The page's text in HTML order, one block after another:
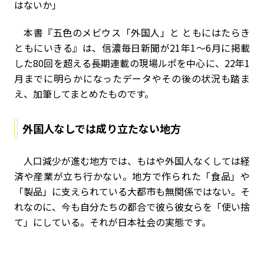
はないか」
本書『五色のメビウス――「外国人」と ともにはたらき
ともにいきる』は、信濃毎日新聞が21年1～6月に掲載
した80回を超える長期連載の現場ルポを中心に、22年1
月までに明らかになったデータやその後の状況も踏ま
え、加筆してまとめたものです。
外国人なしでは成り立たない地方
人口減少が進む地方では、もはや外国人なくしては経
済や産業が立ち行かない。地方で作られた「食品」や
「製品」に支えられている大都市も無関係ではない。そ
れなのに、今も自分たちの都合で彼ら彼女らを「使い捨
て」にしている。それが日本社会の実態です。